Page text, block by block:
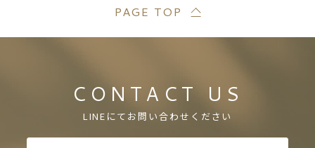
CONTACT US
LINEにてお問い合わせください
PAGE TOP